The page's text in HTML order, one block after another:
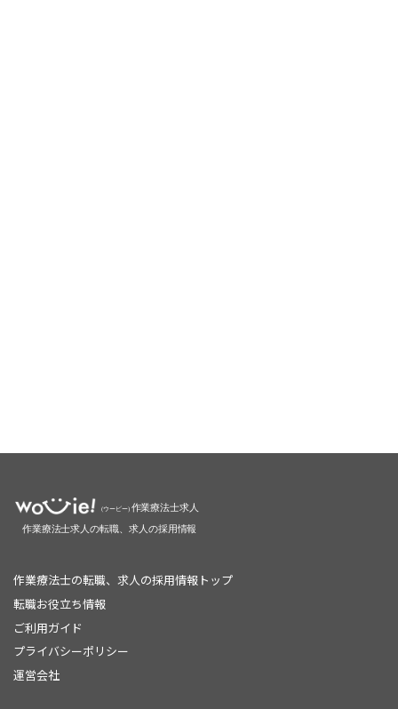
作業療法士の転職、求人の採用情報トップ
転職お役立ち情報
ご利用ガイド
プライバシーポリシー
運営会社